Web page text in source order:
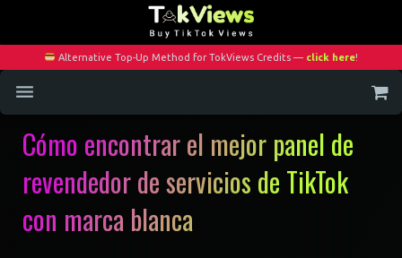
Alternative Top-Up Method for TokViews Credits — click here!
Home
Services
Blog
Cómo encontrar el mejor panel de
revendedor de servicios de TikTok
con marca blanca